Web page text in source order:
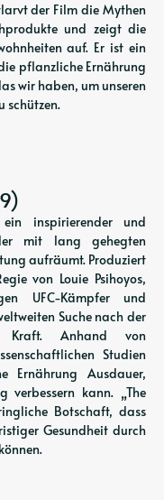
der Film die Mythen
und zeigt die
auf. Er ist ein
pflanzliche Ernährung
wir haben, um unseren
schützen.
inspirierender und
mit lang gehegten
aufräumt. Produziert
von Louie Psihoyos,
UFC-Kämpfer und
Suche nach der
Kraft. Anhand von
Studien
Ausdauer,
verbessern kann. „The
Botschaft, dass
Gesundheit durch